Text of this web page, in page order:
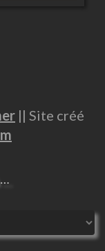
|| Site créé
…